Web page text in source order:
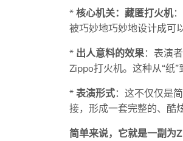
*核心机关：藏匿打火机
被巧妙地巧妙地设计成可
* 出人意料的效果：表演
Zippo打火机。这种从“纸”
*表演形式：这不仅仅是
接，形成一套完整的、酷
简单来说，它就是一副为